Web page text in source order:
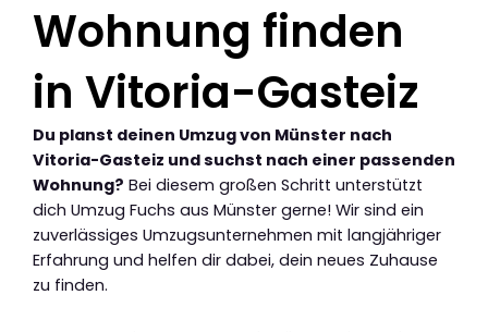
Wohnung finden
in Vitoria-Gasteiz
Du planst deinen Umzug von Münster nach
Vitoria-Gasteiz und suchst nach einer passenden
Wohnung? Bei diesem großen Schritt unterstützt
dich Umzug Fuchs aus Münster gerne! Wir sind ein
zuverlässiges Umzugsunternehmen mit langjähriger
Erfahrung und helfen dir dabei, dein neues Zuhause
zu finden.